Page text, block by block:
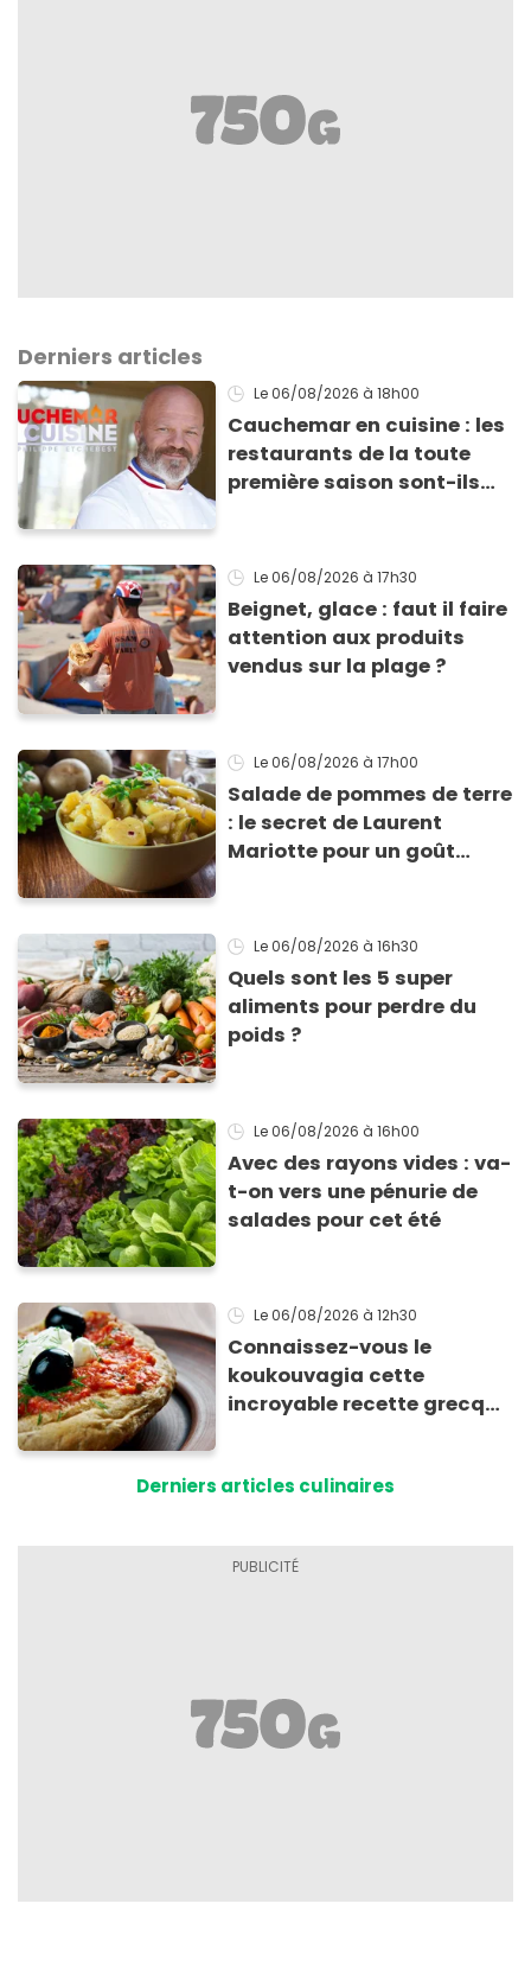
Derniers articles
Le 06/08/2026 à 18h00
Cauchemar en cuisine : les
restaurants de la toute
première saison sont-ils
Le 06/08/2026 à 17h30
Beignet, glace : faut il faire
attention aux produits
vendus sur la plage ?
Le 06/08/2026 à 17h00
Salade de pommes de terre
: le secret de Laurent
Mariotte pour un goût
Le 06/08/2026 à 16h30
Quels sont les 5 super
aliments pour perdre du
poids ?
Le 06/08/2026 à 16h00
Avec des rayons vides : va-
t-on vers une pénurie de
salades pour cet été
Le 06/08/2026 à 12h30
Connaissez-vous le
koukouvagia cette
incroyable recette grecque
Derniers articles culinaires